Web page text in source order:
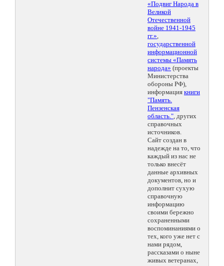
«Подвиг Народа в
Великой
Отечественной
войне 1941-1945
гг.»,
государственной
информационной
системы «Память
народа» (проекты
Министерства
обороны РФ),
информация книги
"Память.
Пензенская
область.", других
справочных
источников.
Сайт создан в
надежде на то, что
каждый из нас не
только внесёт
данные архивных
документов, но и
дополнит сухую
справочную
информацию
своими бережно
сохраненными
воспоминаниями о
тех, кого уже нет с
нами рядом,
рассказами о ныне
живых ветеранах,